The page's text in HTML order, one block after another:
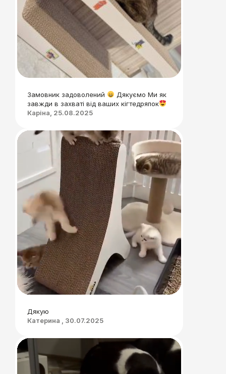
Замовник задоволений
Дякуємо Ми як
завжди в захваті від ваших кігтедряпок
Каріна, 25.08.2025
Дякую
Катерина , 30.07.2025